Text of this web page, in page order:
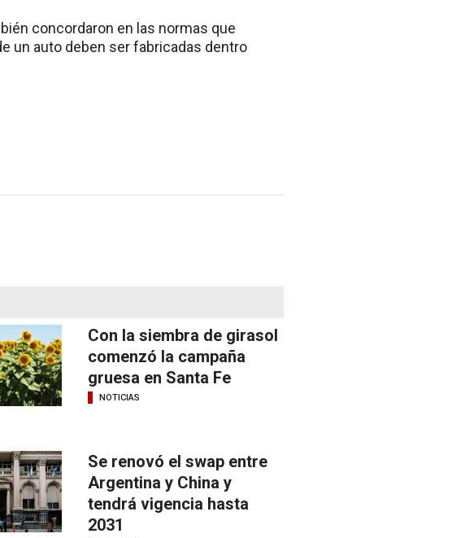
concordaron en las normas que
un auto deben ser fabricadas dentro
Con la siembra de girasol
comenzó la campaña
gruesa en Santa Fe
NOTICIAS
Se renovó el swap entre
Argentina y China y
tendrá vigencia hasta
2031